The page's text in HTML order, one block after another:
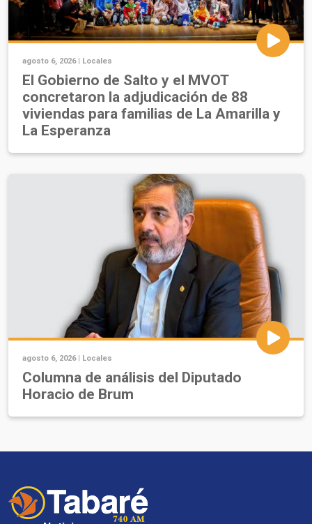
agosto 6, 2026 | Locales
El Gobierno de Salto y el MVOT
concretaron la adjudicación de 88
viviendas para familias de La Amarilla y
La Esperanza
agosto 6, 2026 | Locales
Columna de análisis del Diputado
Horacio de Brum